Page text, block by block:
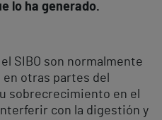
lo ha generado.
SIBO son normalmente
otras partes del
sobrecrecimiento en el
con la digestión y